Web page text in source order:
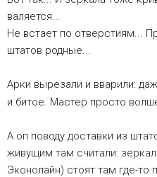
валяется...
Не встает по отверстиям...
штатов родные...
Арки вырезали и вварили:
и битое. Мастер просто
А оп поводу доставки из
живущим там считали:
Эконолайн) стоят там где-то